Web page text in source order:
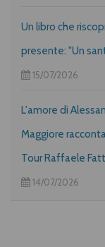
Un libro che
presente: "Un
15/07/2026
L'amore di
Maggiore
Tour Raffaele
14/07/2026